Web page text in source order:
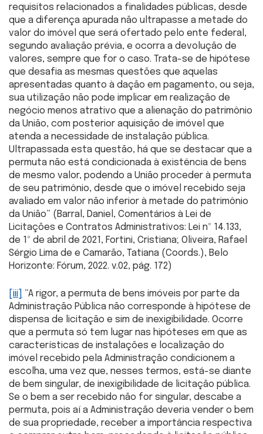
requisitos relacionados a finalidades públicas, desde
que a diferença apurada não ultrapasse a metade do
valor do imóvel que será ofertado pelo ente federal,
segundo avaliação prévia, e ocorra a devolução de
valores, sempre que for o caso. Trata-se de hipótese
que desafia as mesmas questões que aquelas
apresentadas quanto à dação em pagamento, ou seja,
sua utilização não pode implicar em realização de
negócio menos atrativo que a alienação do patrimônio
da União, com posterior aquisição de imóvel que
atenda a necessidade de instalação pública.
Ultrapassada esta questão, há que se destacar que a
permuta não está condicionada à existência de bens
de mesmo valor, podendo a União proceder à permuta
de seu patrimônio, desde que o imóvel recebido seja
avaliado em valor não inferior à metade do patrimônio
da União” (Barral, Daniel, Comentários à Lei de
Licitações e Contratos Administrativos: Lei nº 14.133,
de 1º de abril de 2021, Fortini, Cristiana; Oliveira, Rafael
Sérgio Lima de e Camarão, Tatiana (Coords.), Belo
Horizonte: Fórum, 2022. v.02, pág. 172)
[iii]
“A rigor, a permuta de bens imóveis por parte da
Administração Pública não corresponde à hipótese de
dispensa de licitação e sim de inexigibilidade. Ocorre
que a permuta só tem lugar nas hipóteses em que as
características de instalações e localização do
imóvel recebido pela Administração condicionem a
escolha, uma vez que, nesses termos, está-se diante
de bem singular, de inexigibilidade de licitação pública.
Se o bem a ser recebido não for singular, descabe a
permuta, pois aí a Administração deveria vender o bem
de sua propriedade, receber a importância respectiva